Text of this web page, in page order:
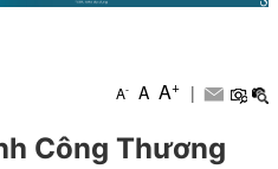
A- A A+ |
Công Thương